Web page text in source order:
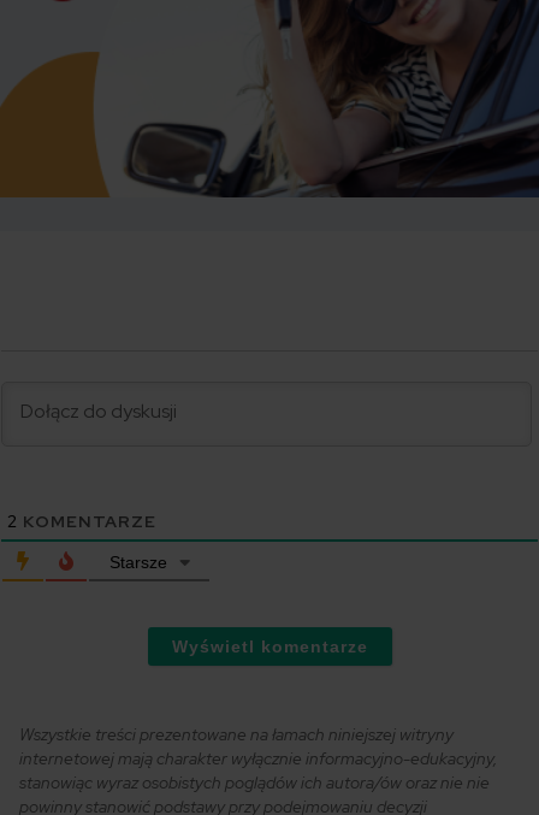
2 KOMENTARZE
Starsze
Wyświetl komentarze
Wszystkie treści prezentowane na łamach niniejszej witryny
internetowej mają charakter wyłącznie informacyjno-edukacyjny,
stanowiąc wyraz osobistych poglądów ich autora/ów oraz nie nie
powinny stanowić podstawy przy podejmowaniu decyzji